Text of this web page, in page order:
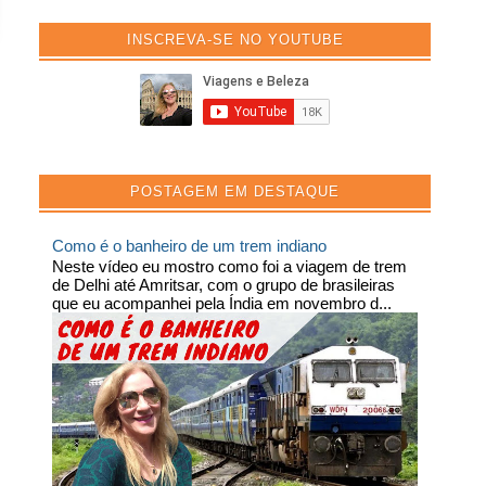
INSCREVA-SE NO YOUTUBE
POSTAGEM EM DESTAQUE
Como é o banheiro de um trem indiano
Neste vídeo eu mostro como foi a viagem de trem
de Delhi até Amritsar, com o grupo de brasileiras
que eu acompanhei pela Índia em novembro d...